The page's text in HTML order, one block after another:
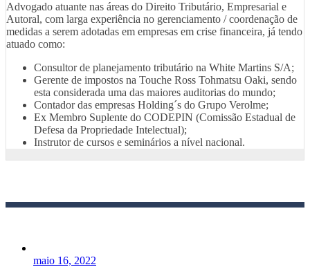
Advogado atuante nas áreas do Direito Tributário, Empresarial e
Autoral, com larga experiência no gerenciamento / coordenação de
medidas a serem adotadas em empresas em crise financeira, já tendo
atuado como:
Consultor de planejamento tributário na White Martins S/A;
Gerente de impostos na Touche Ross Tohmatsu Oaki, sendo
esta considerada uma das maiores auditorias do mundo;
Contador das empresas Holding´s do Grupo Verolme;
Ex Membro Suplente do CODEPIN (Comissão Estadual de
Defesa da Propriedade Intelectual);
Instrutor de cursos e seminários a nível nacional.
maio 16, 2022